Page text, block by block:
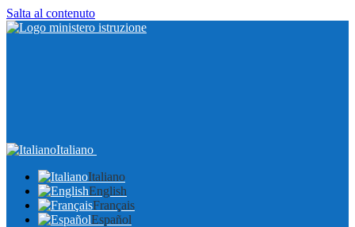
Salta al contenuto
Italiano
Italiano
English
Français
Español